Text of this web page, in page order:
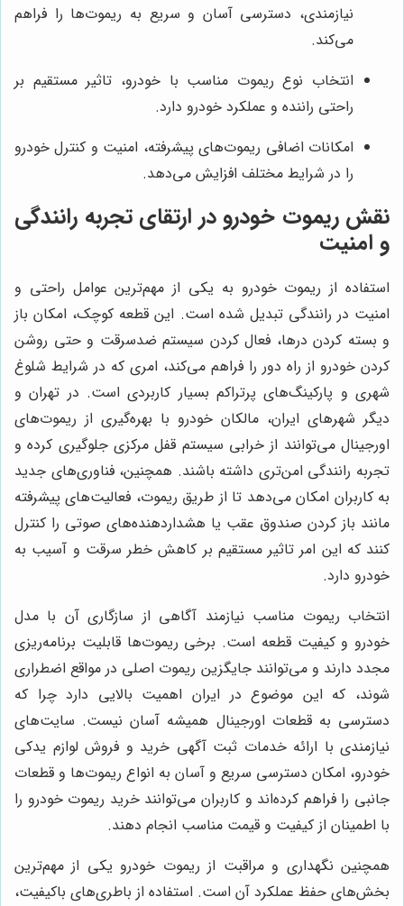
نیازمندی، دسترسی آسان و سریع به ریموت‌ها را فراهم
می‌کند.
انتخاب نوع ریموت مناسب با خودرو، تاثیر مستقیم بر
راحتی راننده و عملکرد خودرو دارد.
امکانات اضافی ریموت‌های پیشرفته، امنیت و کنترل خودرو
را در شرایط مختلف افزایش می‌دهد.
نقش ریموت خودرو در ارتقای تجربه رانندگی
و امنیت
استفاده از ریموت خودرو به یکی از مهم‌ترین عوامل راحتی و
امنیت در رانندگی تبدیل شده است. این قطعه کوچک، امکان باز
و بسته کردن درها، فعال کردن سیستم ضدسرقت و حتی روشن
کردن خودرو از راه دور را فراهم می‌کند، امری که در شرایط شلوغ
شهری و پارکینگ‌های پرتراکم بسیار کاربردی است. در تهران و
دیگر شهرهای ایران، مالکان خودرو با بهره‌گیری از ریموت‌های
اورجینال می‌توانند از خرابی سیستم قفل مرکزی جلوگیری کرده و
تجربه رانندگی امن‌تری داشته باشند. همچنین، فناوری‌های جدید
به کاربران امکان می‌دهد تا از طریق ریموت، فعالیت‌های پیشرفته
مانند باز کردن صندوق عقب یا هشداردهنده‌های صوتی را کنترل
کنند که این امر تاثیر مستقیم بر کاهش خطر سرقت و آسیب به
خودرو دارد.
انتخاب ریموت مناسب نیازمند آگاهی از سازگاری آن با مدل
خودرو و کیفیت قطعه است. برخی ریموت‌ها قابلیت برنامه‌ریزی
مجدد دارند و می‌توانند جایگزین ریموت اصلی در مواقع اضطراری
شوند، که این موضوع در ایران اهمیت بالایی دارد چرا که
دسترسی به قطعات اورجینال همیشه آسان نیست. سایت‌های
نیازمندی با ارائه خدمات ثبت آگهی خرید و فروش لوازم یدکی
خودرو، امکان دسترسی سریع و آسان به انواع ریموت‌ها و قطعات
جانبی را فراهم کرده‌اند و کاربران می‌توانند خرید ریموت خودرو را
با اطمینان از کیفیت و قیمت مناسب انجام دهند.
همچنین نگهداری و مراقبت از ریموت خودرو یکی از مهم‌ترین
بخش‌های حفظ عملکرد آن است. استفاده از باطری‌های باکیفیت،